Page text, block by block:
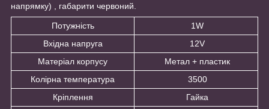
напрямку) , габарити червоний.
Потужність
1W
Вхідна напруга
12V
Матеріал корпусу
Метал + пластик
Колірна температура
3500
Кріплення
Гайка